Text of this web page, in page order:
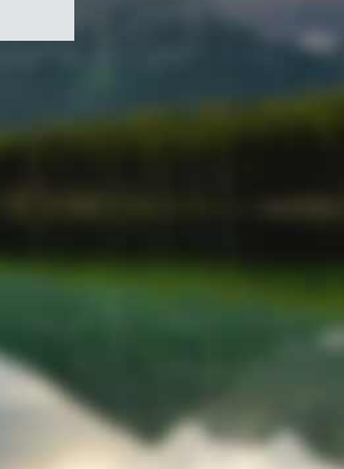
gouvernement
du